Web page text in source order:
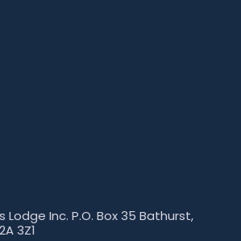
Inc. P.O. Box 35 Bathurst,
3Z1